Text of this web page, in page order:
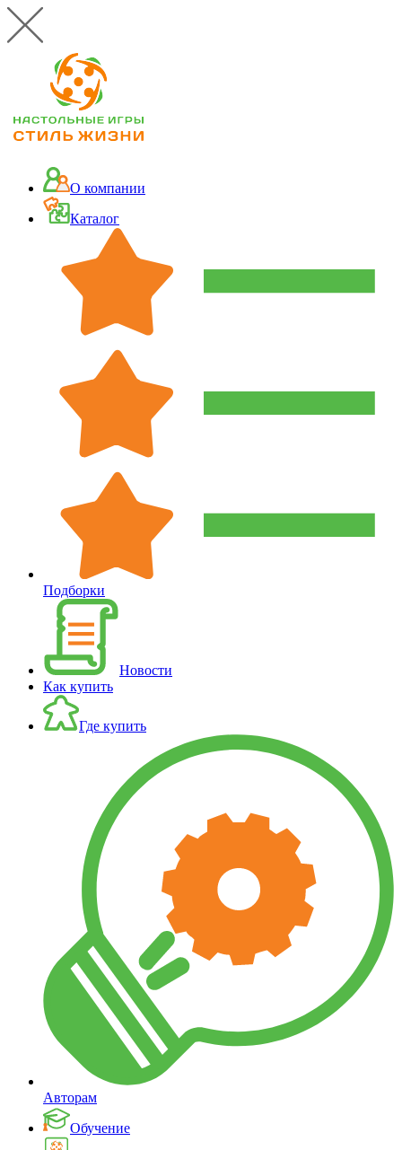
О компании
Каталог
Подборки
Новости
Как купить
Где купить
Авторам
Обучение